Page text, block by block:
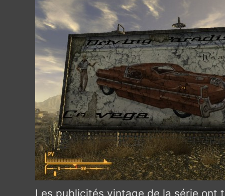
Les publicités vintage de la série ont